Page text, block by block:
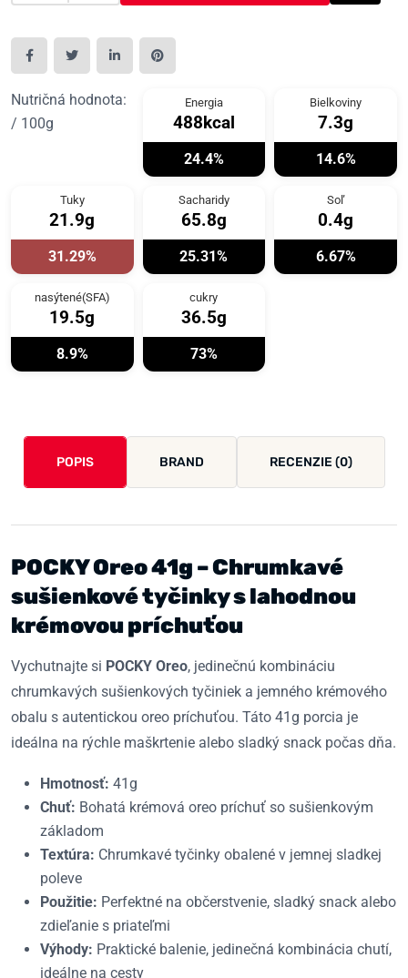
Nutričná hodnota:
/ 100g
Energia
488kcal
24.4%
Bielkoviny
7.3g
14.6%
Tuky
21.9g
31.29%
Sacharidy
65.8g
25.31%
Soľ
0.4g
6.67%
nasýtené(SFA)
19.5g
8.9%
cukry
36.5g
73%
POPIS BRAND RECENZIE (0)
POCKY Oreo 41g – Chrumkavé
sušienkové tyčinky s lahodnou
krémovou príchuťou
Vychutnajte si POCKY Oreo, jedinečnú kombináciu
chrumkavých sušienkových tyčiniek a jemného krémového
obalu s autentickou oreo príchuťou. Táto 41g porcia je
ideálna na rýchle maškrtenie alebo sladký snack počas dňa.
Hmotnosť: 41g
Chuť: Bohatá krémová oreo príchuť so sušienkovým
základom
Textúra: Chrumkavé tyčinky obalené v jemnej sladkej
poleve
Použitie: Perfektné na občerstvenie, sladký snack alebo
zdieľanie s priateľmi
Výhody: Praktické balenie, jedinečná kombinácia chutí,
ideálne na cesty